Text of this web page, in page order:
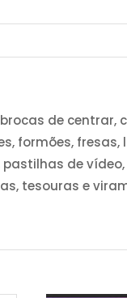
de centrar,
formões,
de
tesouras e